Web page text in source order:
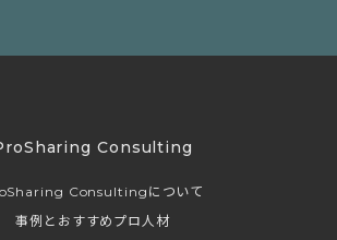
Consulting
Consultingについて
事例とおすすめプロ人材